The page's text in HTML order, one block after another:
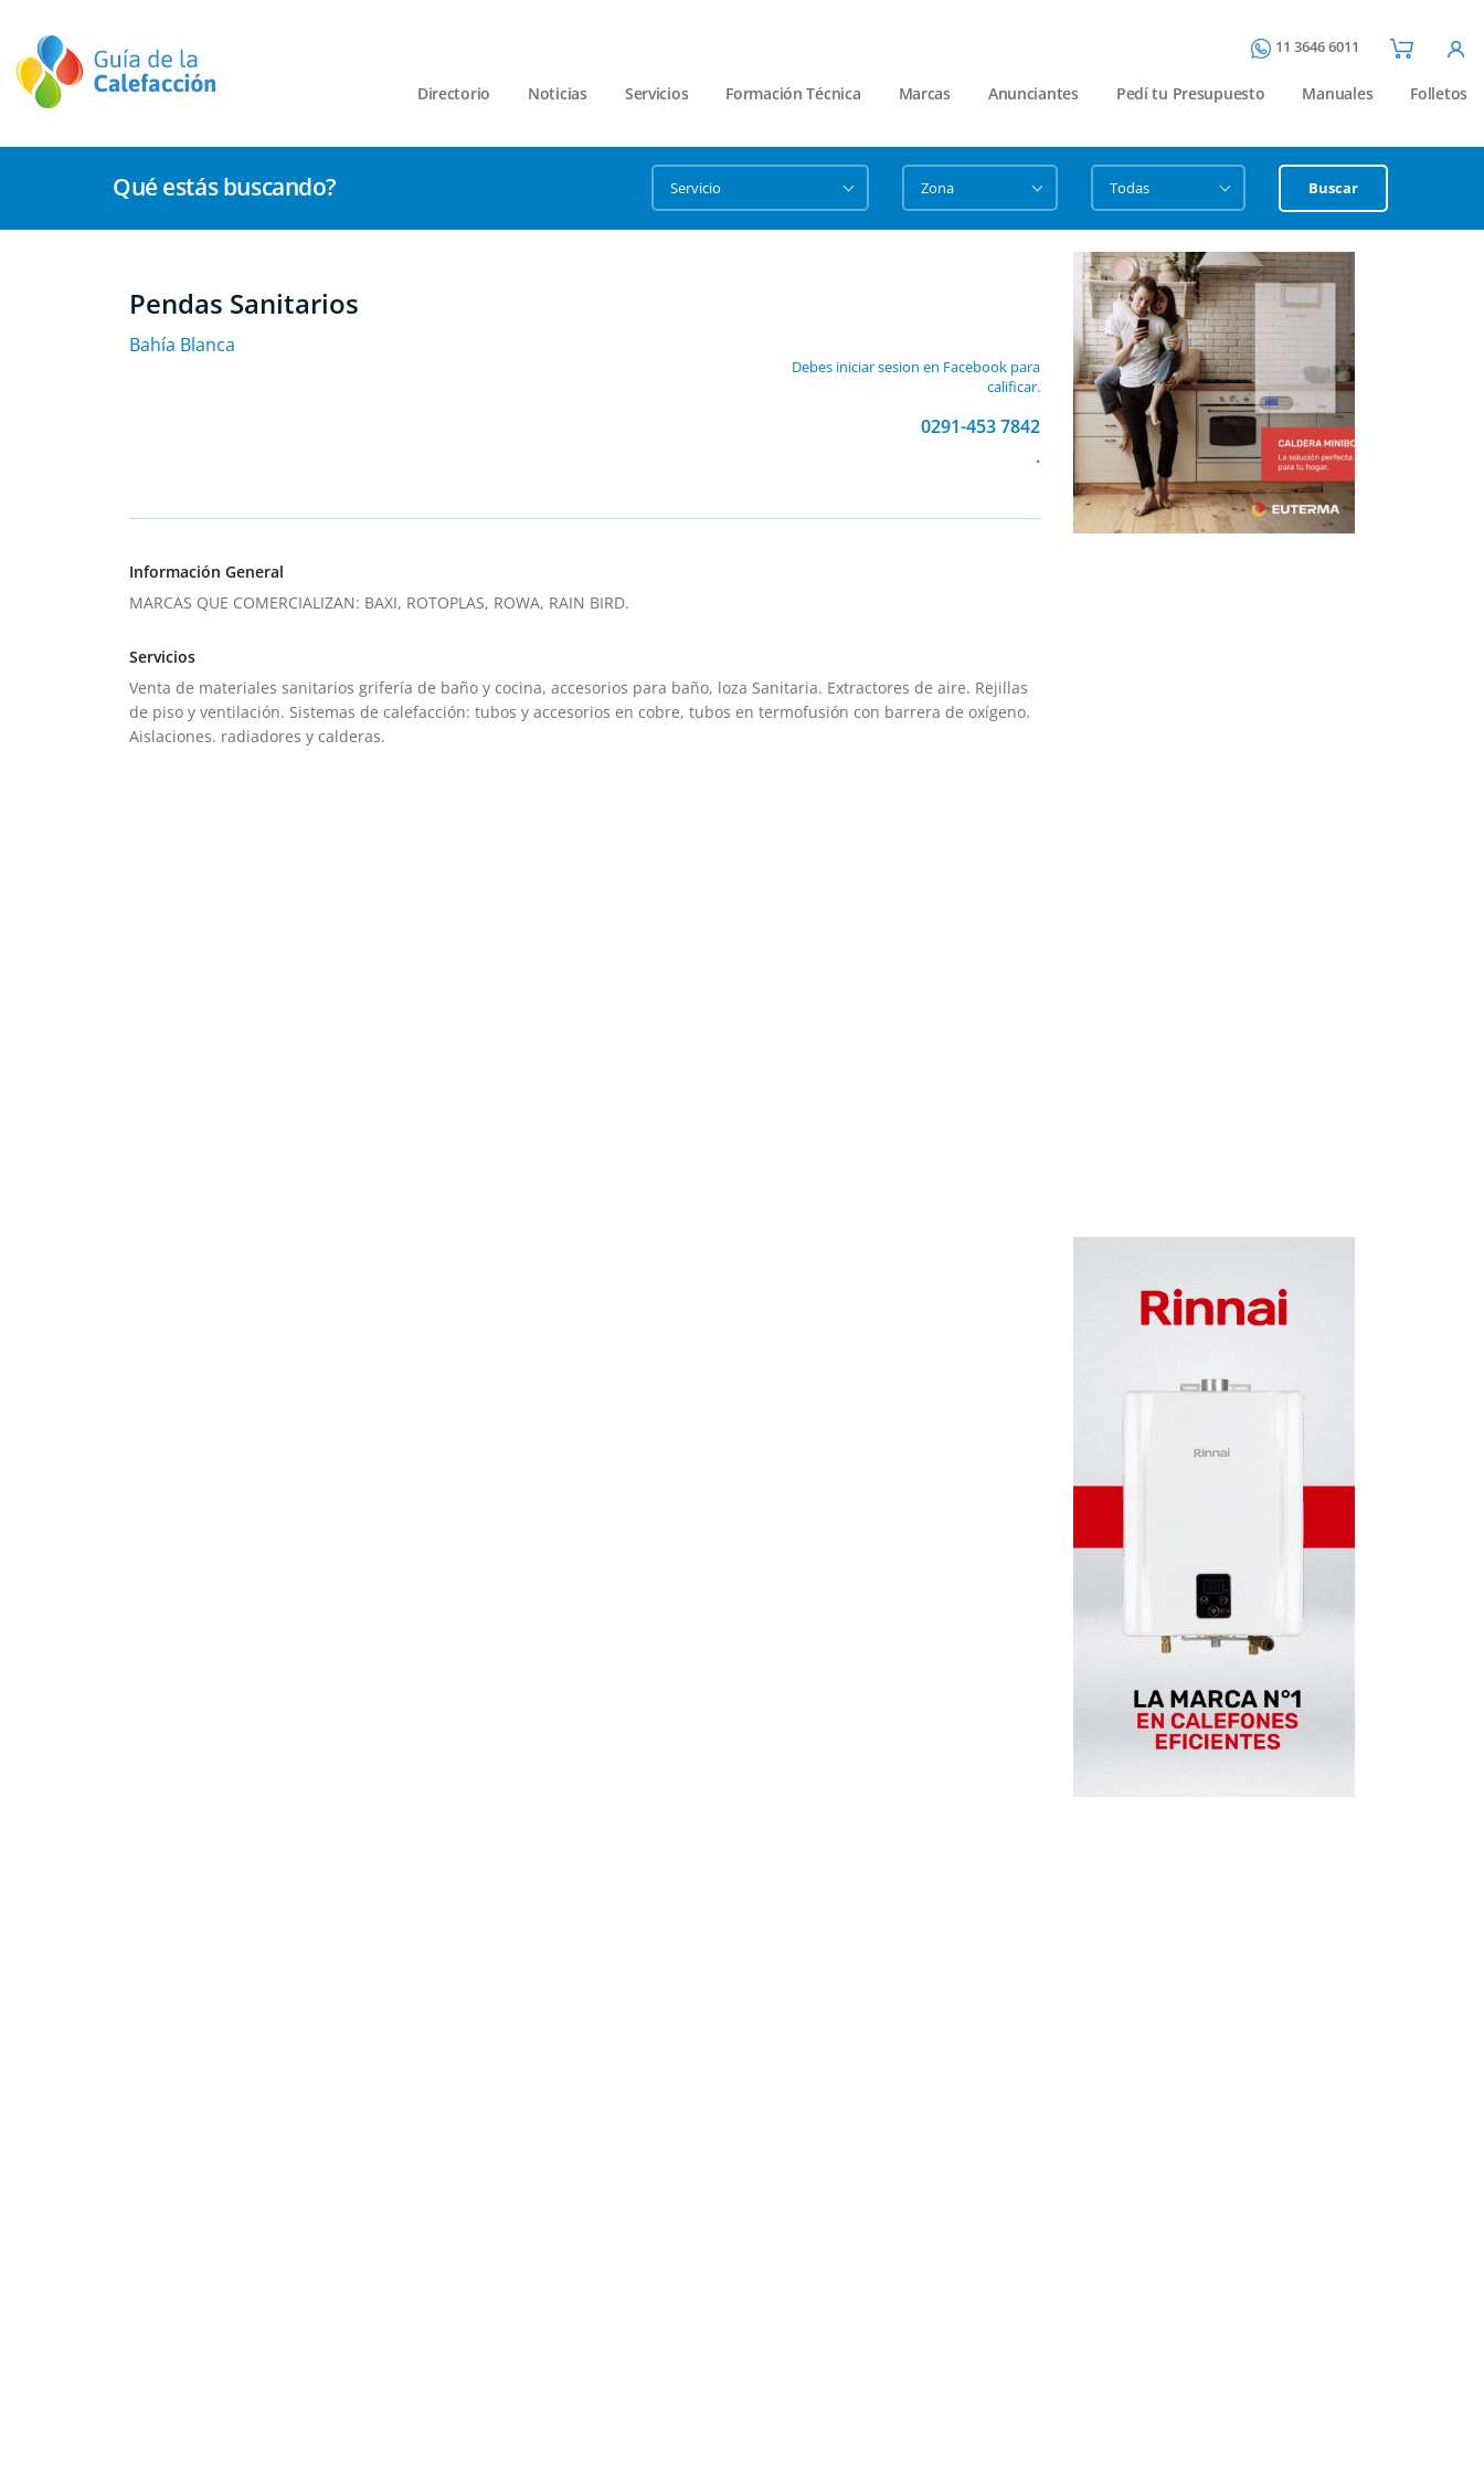
11 3646 6011
Directorio Noticias Servicios Formación Técnica Marcas Anunciantes Pedí tu Presupuesto Manuales Folletos
Qué estás buscando? Buscar
Pendas Sanitarios
Bahía Blanca
Debes iniciar sesion en Facebook para
calificar.
0291-453 7842
.
Información General
MARCAS QUE COMERCIALIZAN: BAXI, ROTOPLAS, ROWA, RAIN BIRD.
Servicios
Venta de materiales sanitarios grifería de baño y cocina, accesorios para baño, loza Sanitaria. Extractores de aire. Rejillas
de piso y ventilación. Sistemas de calefacción: tubos y accesorios en cobre, tubos en termofusión con barrera de oxígeno.
Aislaciones. radiadores y calderas.